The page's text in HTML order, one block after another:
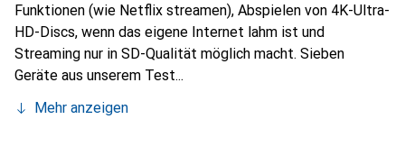
Funktionen (wie Netflix streamen), Abspielen von 4K-Ultra-
HD-Discs, wenn das eigene Internet lahm ist und
Streaming nur in SD-Qualität möglich macht. Sieben
Geräte aus unserem Test...
Mehr anzeigen